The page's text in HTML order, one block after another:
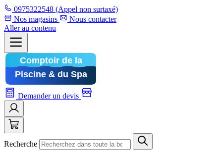
0975322548 (Appel non surtaxé)
Nos magasins
Nous contacter
Aller au contenu
Demander un devis
Recherche